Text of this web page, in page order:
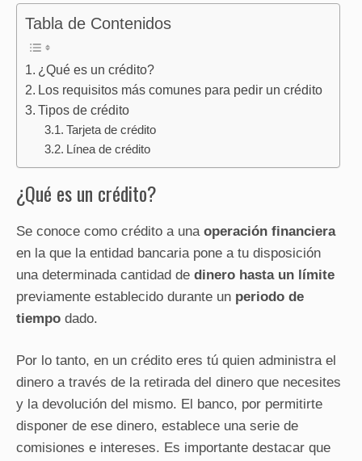
Tabla de Contenidos
¿Qué es un crédito?
Los requisitos más comunes para pedir un crédito
Tipos de crédito
Tarjeta de crédito
Línea de crédito
¿Qué es un crédito?
Se conoce como crédito a una operación financiera
en la que la entidad bancaria pone a tu disposición
una determinada cantidad de dinero hasta un límite
previamente establecido durante un periodo de
tiempo dado.
Por lo tanto, en un crédito eres tú quien administra el
dinero a través de la retirada del dinero que necesites
y la devolución del mismo. El banco, por permitirte
disponer de ese dinero, establece una serie de
comisiones e intereses. Es importante destacar que